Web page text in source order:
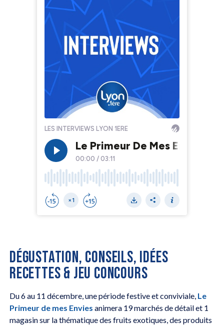
DÉGUSTATION, CONSEILS, IDÉES
RECETTES & JEU CONCOURS
Du 6 au 11 décembre, une période festive et conviviale, Le
Primeur de mes Envies animera 19 marchés de détail et 1
magasin sur la thématique des fruits exotiques, des produits